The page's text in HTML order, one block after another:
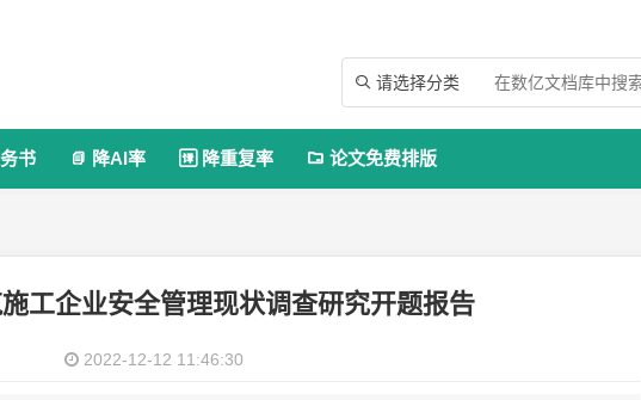
 请选择分类
书  降AI率  降重复率  论文免费排版
工企业安全管理现状调查研究开题报告
2022-12-12 11:46:30